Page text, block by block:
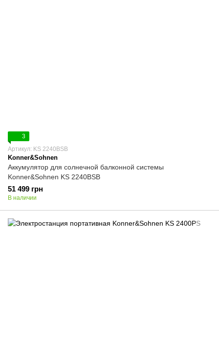
3
Артикул: KS 2240BSB
Konner&Sohnen
Аккумулятор для солнечной балконной системы
Konner&Sohnen KS 2240BSB
51 499 грн
В наличии